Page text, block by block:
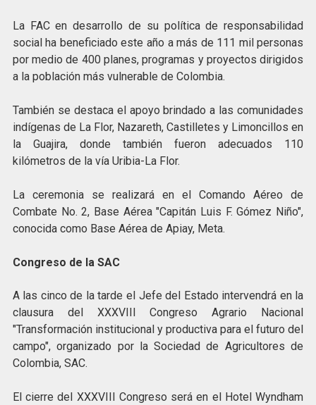
La FAC en desarrollo de su política de responsabilidad
social ha beneficiado este año a más de 111 mil personas
por medio de 400 planes, programas y proyectos dirigidos
a la población más vulnerable de Colombia.
También se destaca el apoyo brindado a las comunidades
indígenas de La Flor, Nazareth, Castilletes y Limoncillos en
la Guajira, donde también fueron adecuados 110
kilómetros de la vía Uribia-La Flor.
La ceremonia se realizará en el Comando Aéreo de
Combate No. 2, Base Aérea "Capitán Luis F. Gómez Niño",
conocida como Base Aérea de Apiay, Meta.
Congreso de la SAC
A las cinco de la tarde el Jefe del Estado intervendrá en la
clausura del XXXVIII Congreso Agrario Nacional
"Transformación institucional y productiva para el futuro del
campo", organizado por la Sociedad de Agricultores de
Colombia, SAC.
El cierre del XXXVIII Congreso será en el Hotel Wyndham